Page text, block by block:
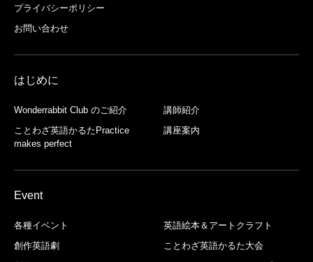
プライバシーポリシー
お問い合わせ
はじめに
Wonderrabbit Club のご紹介
講師紹介
ことわざ英語かるたPractice
makes perfect
講座案内
Event
各種イベント
英語絵本＆アートクラフト
創作英語劇
ことわざ英語かるた大会